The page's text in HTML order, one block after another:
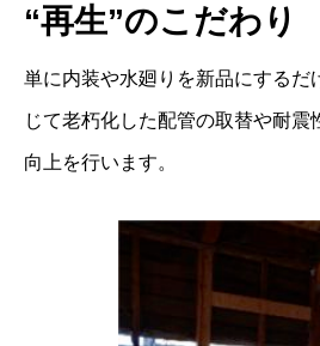
“再生”のこだわり
単に内装や水廻りを新品にするだ
じて老朽化した配管の取替や耐震
向上を行います。